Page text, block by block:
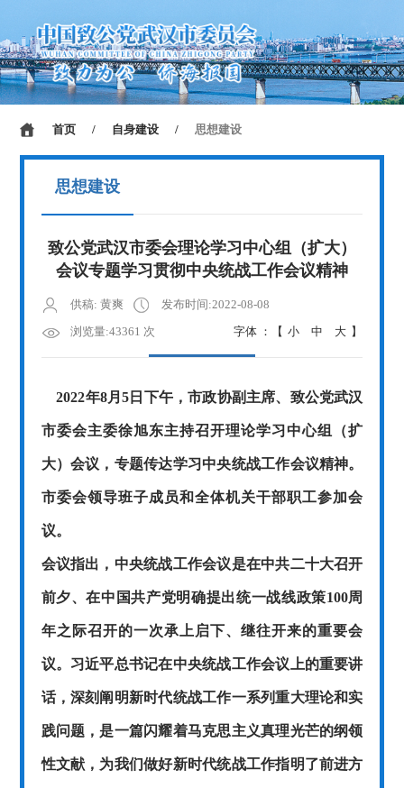
首页 / 自身建设 / 思想建设
思想建设
致公党武汉市委会理论学习中心组（扩大）
会议专题学习贯彻中央统战工作会议精神
供稿: 黄爽
发布时间:2022-08-08
浏览量:43361 次
字体 ：【 小 中 大 】
2022年8月5日下午，市政协副主席、致公党武汉
市委会主委徐旭东主持召开理论学习中心组（扩
大）会议，专题传达学习中央统战工作会议精神。
市委会领导班子成员和全体机关干部职工参加会
议。
会议指出，中央统战工作会议是在中共二十大召开
前夕、在中国共产党明确提出统一战线政策100周
年之际召开的一次承上启下、继往开来的重要会
议。习近平总书记在中央统战工作会议上的重要讲
话，深刻阐明新时代统战工作一系列重大理论和实
践问题，是一篇闪耀着马克思主义真理光芒的纲领
性文献，为我们做好新时代统战工作指明了前进方